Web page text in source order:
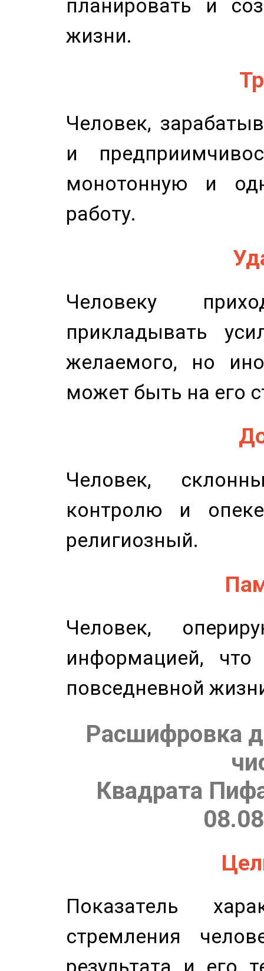
планировать и
жизни.
Человек,
и
монотонную и
работу.
Человеку
прикладывать
желаемого, но
может быть на его
Человек,
контролю и
религиозный.
Человек,
информацией,
повседневной
Расшифровка
Квадрата
Показатель
стремления